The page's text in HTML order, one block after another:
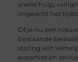
snelle hulp,
ongeacht het
Of je nu een
bestaande
storing wilt
expertise en